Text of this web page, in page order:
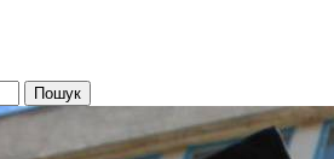
Пошук